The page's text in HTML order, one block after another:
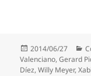
Publicado
el
2014/06/27
Valenciano,Gerard
Díez,Willy Meyer,